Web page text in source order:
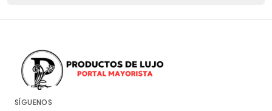
SÍGUENOS